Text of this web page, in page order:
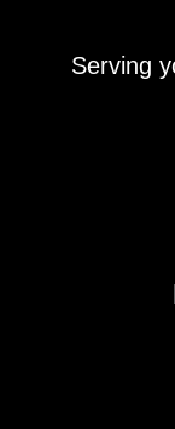
Serving